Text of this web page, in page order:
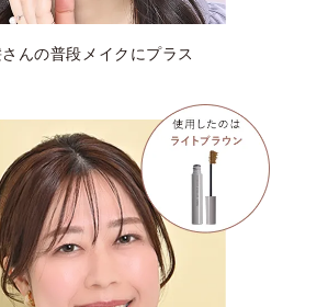
んの普段メイクにプラス